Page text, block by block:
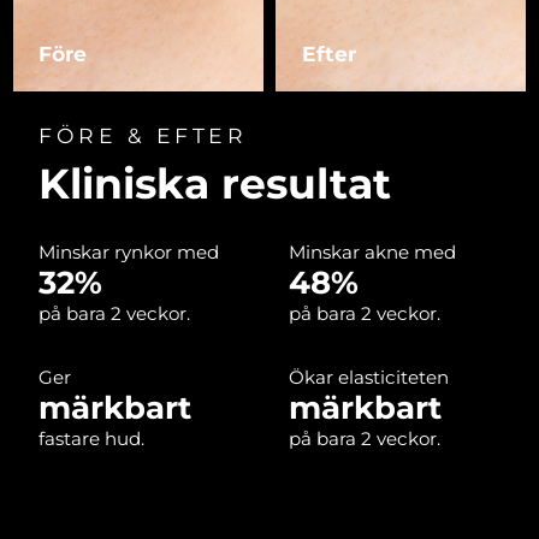
Före Efter
FÖRE & EFTER
Kliniska resultat
Minskar rynkor med
32%
på bara 2 veckor.
Minskar akne med
48%
på bara 2 veckor.
Ger
märkbart
fastare hud.
Ökar elasticiteten
märkbart
på bara 2 veckor.
Macao SAR Förväntad leverans
Malta Förväntad leverans
Monaco Förväntad leverans
Nya Zeeland Förväntad leverans
Norge Förväntad leverans